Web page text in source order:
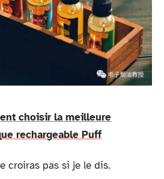
choisir la meilleure
rechargeable Puff
croiras pas si je le dis.